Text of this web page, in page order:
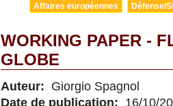
Affaires européennes
Défense/
WORKING PAPER -
GLOBE
Auteur: Giorgio Spagnol
Date de publication: 16/10/